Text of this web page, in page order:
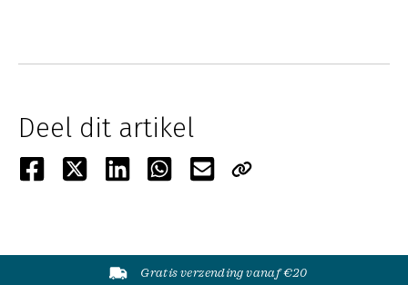
Deel dit artikel
Gratis verzending vanaf €20